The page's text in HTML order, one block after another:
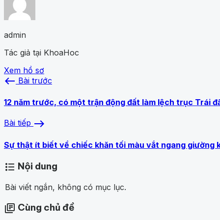
admin
Tác giả tại KhoaHoc
Xem hồ sơ
west Bài trước
12 năm trước, có một trận động đất làm lệch trục Trái
Bài tiếp east
Sự thật ít biết về chiếc khăn tối màu vắt ngang giường
format_list_bulleted Nội dung
Bài viết ngắn, không có mục lục.
library_books Cùng chủ đề